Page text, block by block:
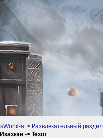
а > Развлекательный раздел
-> Тезот